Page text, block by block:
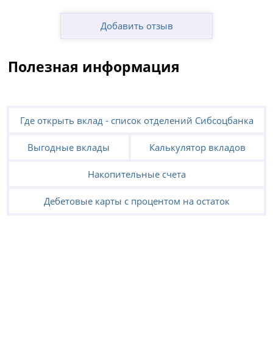
Добавить отзыв
Полезная информация
Где открыть вклад - список отделений Сибсоцбанка
Выгодные вклады Калькулятор вкладов
Накопительные счета
Дебетовые карты с процентом на остаток